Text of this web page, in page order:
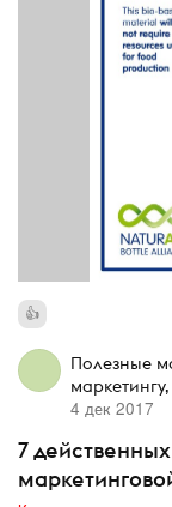
Полезные
4 дек 2017
7